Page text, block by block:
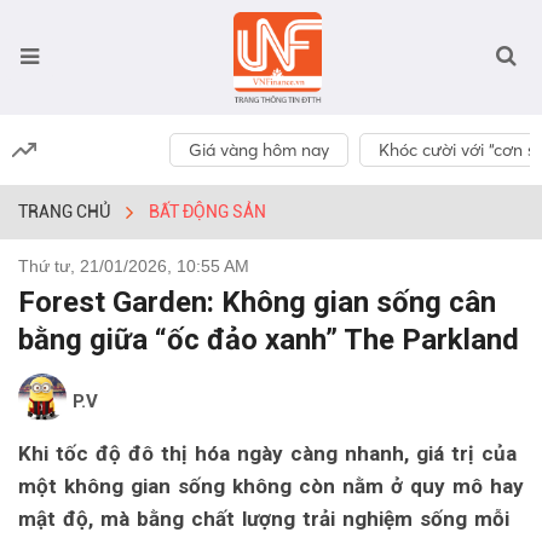
Giá vàng hôm nay Khóc cười với “cơn
TRANG CHỦ BẤT ĐỘNG SẢN
Thứ tư, 21/01/2026, 10:55 AM
Forest Garden: Không gian sống cân
bằng giữa “ốc đảo xanh” The Parkland
P.V
Khi tốc độ đô thị hóa ngày càng nhanh, giá trị của
một không gian sống không còn nằm ở quy mô hay
mật độ, mà bằng chất lượng trải nghiệm sống mỗi